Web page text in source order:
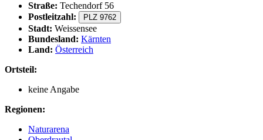
Straße: Techendorf 56
Postleitzahl:
PLZ 9762
Stadt: Weissensee
Bundesland: Kärnten
Land: Österreich
Ortsteil:
keine Angabe
Regionen:
Naturarena